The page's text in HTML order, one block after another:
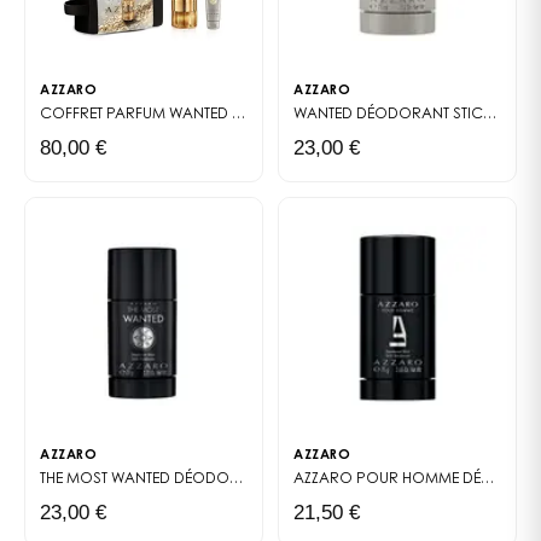
AZZARO
COFFRET PARFUM WANTED FOREVER ELIXIR
80,00 €
AZZARO
WANTED DÉODORANT STICK
23,00 €
AZZARO
THE MOST WANTED DÉODORANT STICK DÉODORANT STICK
23,00 €
AZZARO
AZZARO POUR HOMME DÉODORANT STICK
21,50 €